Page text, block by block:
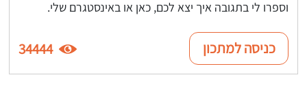
וספרו לי בתגובה איך יצא לכם, כאן או באינסטגרם שלי.
כניסה למתכון 34444